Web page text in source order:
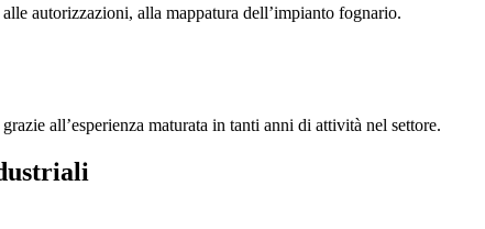
autorizzazioni, alla mappatura dell’impianto fognario.
all’esperienza maturata in tanti anni di attività nel settore.